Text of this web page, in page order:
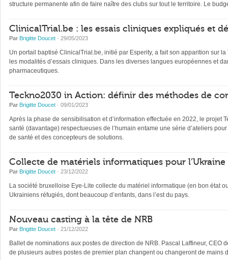
structure permanente afin de faire naître des clubs sur tout le territoire. Le
ClinicalTrial.be : les essais cliniques expliqués et
Par Brigitte Doucet · 29/05/2023
Un portail baptisé ClinicalTrial.be, initié par Esperity, a fait son apparition sur
les modalités d’essais cliniques. Dans les diverses langues européennes et
pharmaceutiques.
Teckno2030 in Action: définir des méthodes de
Par Brigitte Doucet · 09/01/2023
Après la phase de sensibilisation et d’information effectuée en 2022, le projet
santé (davantage) respectueuses de l’humain entame une série d’ateliers
de santé et des concepteurs de solutions.
Collecte de matériels informatiques pour l’Ukraine
Par Brigitte Doucet · 23/12/2022
La société bruxelloise Eye-Lite collecte du matériel informatique (en bon état
Ukrainiens réfugiés, dont beaucoup d’enfants, dans l’est du pays.
Nouveau casting à la tête de NRB
Par Brigitte Doucet · 21/12/2022
Ballet de nominations aux postes de direction de NRB. Pascal Laffineur,
de plusieurs autres postes de premier plan changent ou changeront de mains